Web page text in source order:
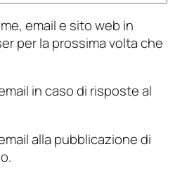
email e sito web in
per la prossima volta che
in caso di risposte al
alla pubblicazione di